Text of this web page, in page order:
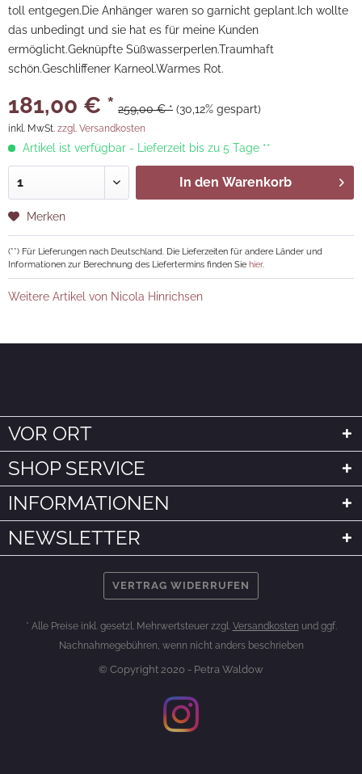
toll entgegen.Die Anhänger waren so garnicht geplant.Ich wollte
das unbedingt und sie hat es für meine Kunden
ermöglicht.Geknüpfte Süßwasserperlen.Traumhaft
schön.Geschliffener Karneol.Warmes Rot.
181,00 € * 259,00 € * (30,12% gespart)
inkl. MwSt. zzgl. Versandkosten
Artikel ist verfügbar - Lieferzeit bis zu 5 Tage **
In den Warenkorb
Merken
(**) Für Lieferungen nach Deutschland. Die Lieferzeiten für andere Länder und
Informationen zur Berechnung des Liefertermins finden Sie hier.
Weitere Artikel von Nicola Hinrichsen
VOR ORT
SHOP SERVICE
INFORMATIONEN
NEWSLETTER
VERTRAG WIDERRUFEN
* Alle Preise inkl. gesetzl. Mehrwertsteuer zzgl. Versandkosten und ggf.
Nachnahmegebühren, wenn nicht anders beschrieben
© Copyright 2020 - Petra Waldow